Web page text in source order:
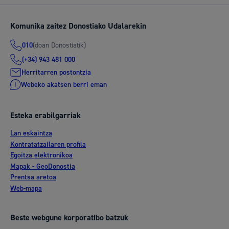
Komunika zaitez Donostiako Udalarekin
010(doan Donostiatik)
(+34) 943 481 000
Herritarren postontzia
Webeko akatsen berri eman
Esteka erabilgarriak
Lan eskaintza
Kontratatzailaren profila
Egoitza elektronikoa
Mapak - GeoDonostia
Prentsa aretoa
Web-mapa
Beste webgune korporatibo batzuk